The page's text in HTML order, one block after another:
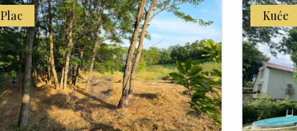
Plac Kuće